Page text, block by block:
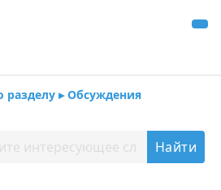
разделу ▸ Обсуждения